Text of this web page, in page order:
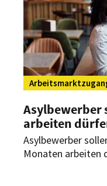
Asylbewerber
arbeiten
Asylbewerber
Monaten arbeiten